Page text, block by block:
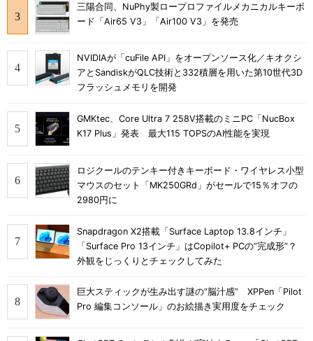
三陽合同、NuPhy製ロープロファイルメカニカルキーボ
ード「Air65 V3」「Air100 V3」を発売
NVIDIAが「cuFile API」をオープンソース化／キオクシ
アとSandiskがQLC技術と332積層を用いた第10世代3D
フラッシュメモリを開発
GMKtec、Core Ultra 7 258V搭載のミニPC「NucBox
K17 Plus」発表 最大115 TOPSのAI性能を実現
ロジクールのテンキー付きキーボード・ワイヤレス小型
マウスのセット「MK250GRd」がセールで15％オフの
2980円に
Snapdragon X2搭載「Surface Laptop 13.8インチ」
「Surface Pro 13インチ」はCopilot+ PCの“完成形”？
外観をじっくりとチェックしてみた
巨大スティックが生み出す謎の“脳汁感” XPPen「Pilot
Pro 編集コンソール」のお絵描き実用度をチェック